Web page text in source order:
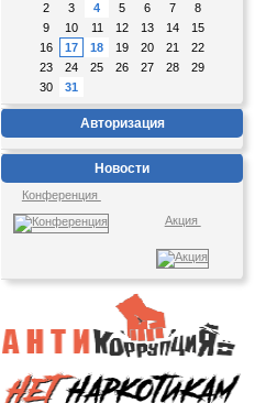
2
3 4 5 6 7
8
9
10 11 12 13 14
15
16
17 18 19 20 21
22
23
24 25 26 27 28
29
30
31
Авторизация
Новости
Конференция
Акция